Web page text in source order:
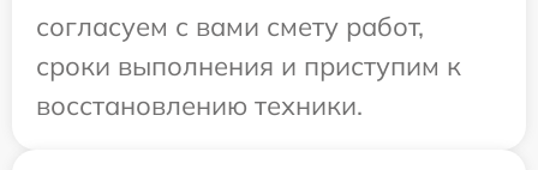
согласуем с вами смету работ,
сроки выполнения и приступим к
восстановлению техники.